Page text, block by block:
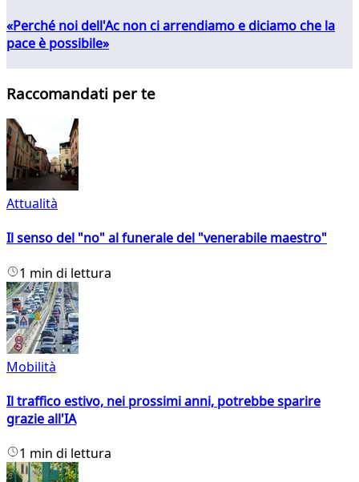
«Perché noi dell'Ac non ci arrendiamo e diciamo che la
pace è possibile»
Raccomandati per te
Attualità
Il senso del "no" al funerale del "venerabile maestro"
1 min di lettura
Mobilità
Il traffico estivo, nei prossimi anni, potrebbe sparire
grazie all'IA
1 min di lettura